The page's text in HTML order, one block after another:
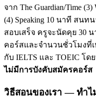
จาก The Guardian/Time
(4) Speaking 10 นาที สนท
สอบเสร็จ ครูจะนัดคุย 30
คอร์สและจำนวนชั่วโมงที่
กับ IELTS และ TOEIC โ
ไม่มีการบังคับสมัครคอร์ส
วิธีสอนของเรา — ทำไ